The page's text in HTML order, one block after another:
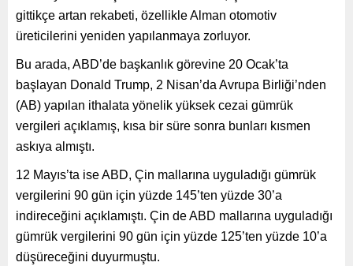
gittikçe artan rekabeti, özellikle Alman otomotiv
üreticilerini yeniden yapılanmaya zorluyor.
Bu arada, ABD’de başkanlık görevine 20 Ocak’ta
başlayan Donald Trump, 2 Nisan’da Avrupa Birliği’nden
(AB) yapılan ithalata yönelik yüksek cezai gümrük
vergileri açıklamış, kısa bir süre sonra bunları kısmen
askıya almıştı.
12 Mayıs’ta ise ABD, Çin mallarına uyguladığı gümrük
vergilerini 90 gün için yüzde 145’ten yüzde 30’a
indireceğini açıklamıştı. Çin de ABD mallarına uyguladığı
gümrük vergilerini 90 gün için yüzde 125’ten yüzde 10’a
düşüreceğini duyurmuştu.